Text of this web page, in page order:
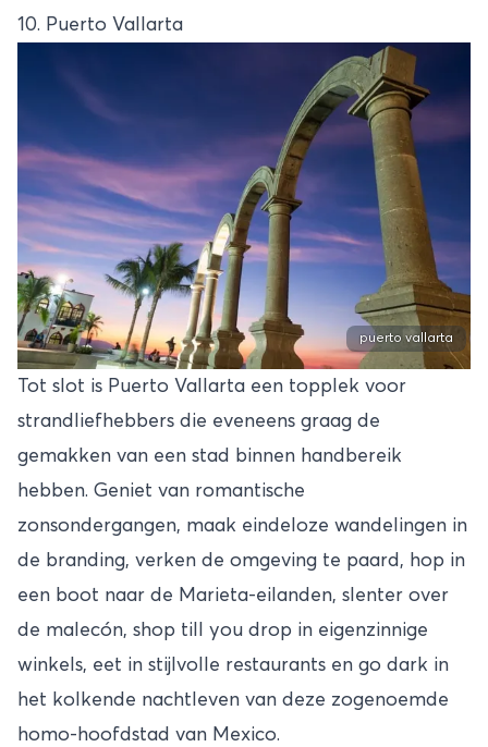
10. Puerto Vallarta
puerto vallarta
Tot slot is Puerto Vallarta een topplek voor
strandliefhebbers die eveneens graag de
gemakken van een stad binnen handbereik
hebben. Geniet van romantische
zonsondergangen, maak eindeloze wandelingen in
de branding, verken de omgeving te paard, hop in
een boot naar de Marieta-eilanden, slenter over
de malecón, shop till you drop in eigenzinnige
winkels, eet in stijlvolle restaurants en go dark in
het kolkende nachtleven van deze zogenoemde
homo-hoofdstad van Mexico.